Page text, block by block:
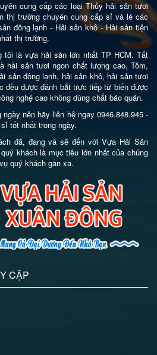
cung cấp các loại Thủy hải sản tươi
thị trường chuyên cung cấp sỉ và lẻ các
đông lạnh - Hải sản khô - Hải sản tiện
thị trường.
tôi là vựa hải sản lớn nhất TP HCM. Tất
hải sản tươi ngon chất lượng cao, Tôm,
sản đông lạnh, hải sản khô, hải sản tươi
đều được đánh bắt trực tiếp từ biển được
nghệ cao không dùng chất bảo quản.
nên hãy liên hệ ngay 0946.848.945 -
tốt nhất trong ngày.
đã, đang và sẽ đến với Vựa Hải Sản
khách là mục tiêu lớn nhất của chúng
quý khách gần xa.
CẬP